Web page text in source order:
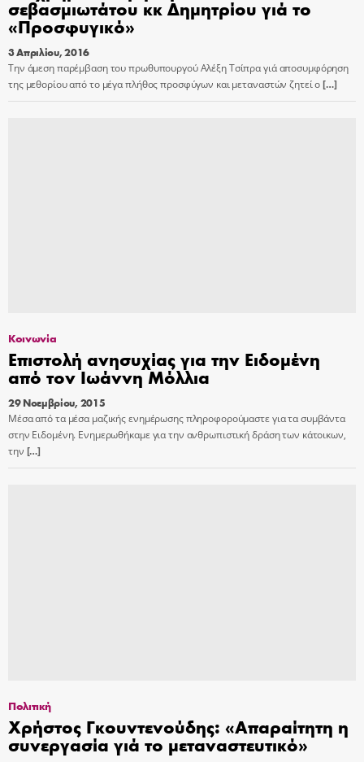
σεβασμιωτάτου κκ Δημητρίου γιά το
«Προσφυγικό»
3 Απριλίου, 2016
Την άμεση παρέμβαση του πρωθυπουργού Αλέξη Τσίπρα γιά αποσυμφόρηση
της μεθορίου από το μέγα πλήθος προσφύγων και μεταναστών ζητεί ο[…]
Κοινωνία
Επιστολή ανησυχίας για την Ειδομένη
από τον Ιωάννη Μόλλια
29 Νοεμβρίου, 2015
Μέσα από τα μέσα μαζικής ενημέρωσης πληροφορούμαστε για τα συμβάντα
στην Ειδομένη. Ενημερωθήκαμε για την ανθρωπιστική δράση των κάτοικων,
την […]
Πολιτική
Χρήστος Γκουντενούδης: «Απαραίτητη η
συνεργασία γιά το μεταναστευτικό»